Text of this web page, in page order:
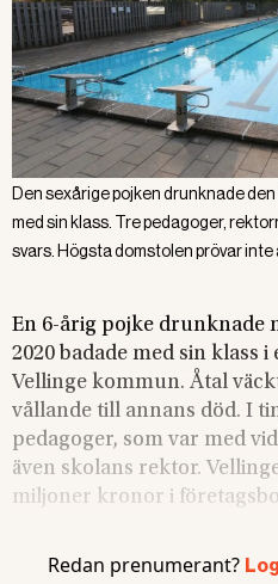
Den sexårige pojken drunknade
med sin klass. Tre pedagoger,
svars. Högsta domstolen prövar inte
En 6-årig pojke drunknade
2020 badade med sin klass
Vellinge kommun. Åtal
vållande till annans död. I
pedagoger, som var med
även skolans rektor.
miljoner kronor i
Tingsrätten ansåg att
de
Redan prenumerant?